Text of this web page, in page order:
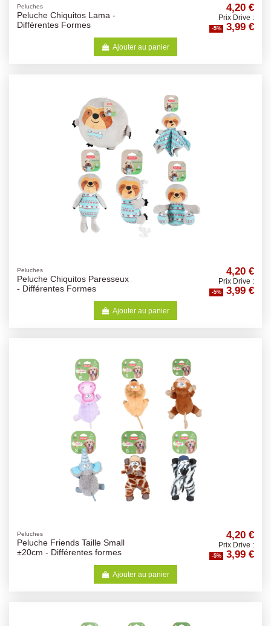
Peluches
Peluche Chiquitos Lama -
Différentes Formes
4,20 €
Prix Drive :
-5% 3,99 €
Ajouter au panier
Peluches
Peluche Chiquitos Paresseux
- Différentes Formes
4,20 €
Prix Drive :
-5% 3,99 €
Ajouter au panier
Peluches
Peluche Friends Taille Small
±20cm - Différentes formes
4,20 €
Prix Drive :
-5% 3,99 €
Ajouter au panier